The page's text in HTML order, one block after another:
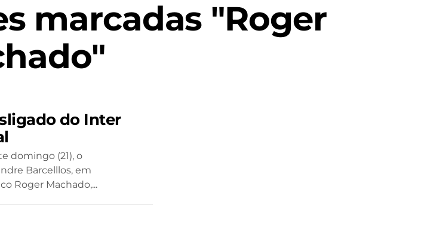
marcadas "Roger
do Inter
domingo (21), o
Barcelllos, em
Roger Machado,...